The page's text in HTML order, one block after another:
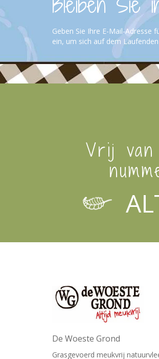
Geben Sie Ihre E-Mail-Adresse
ein, um sich auf dem
Vrij
De Woeste Grond
Grasgevoerd meukvrij